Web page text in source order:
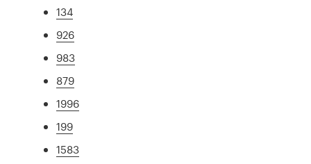
134
926
983
879
1996
199
1583